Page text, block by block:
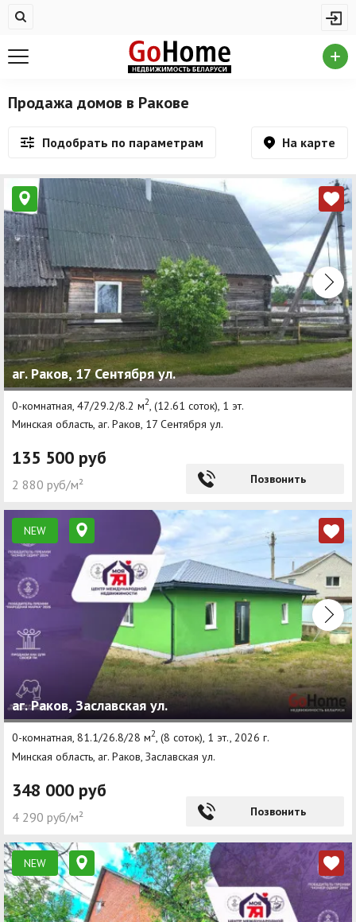
Недвижимость в Ракове
На сутки
Новостройки
Дома/коттеджи/участки
Комерческая недвижимость
Недвижимость в Ракове
Продажа коммерческой недвижимости
Аренда коммерческой недвижимости
Другие разделы
Новости
Ремонт квартир
Грузовое такси
Способы оплаты
Реклама на сайте
Продажа домов в Ракове
Подобрать по параметрам На карте
аг. Раков, 17 Сентября ул.
0-комнатная, 47/29.2/8.2 м2 , (12.61 соток), 1 эт.
Минская область, аг. Раков, 17 Сентября ул.
135 500 руб
2 880 руб/м² Позвонить
NEW
аг. Раков, Заславская ул.
0-комнатная, 81.1/26.8/28 м2, (8 соток), 1 эт., 2026 г.
Минская область, аг. Раков, Заславская ул.
348 000 руб
4 290 руб/м² Позвонить
NEW